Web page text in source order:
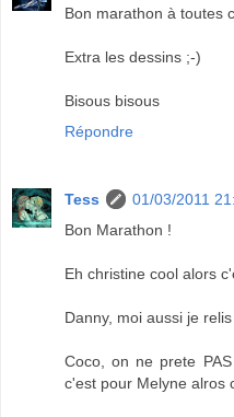
Bon marathon à toutes
Extra les dessins ;-)
Bisous bisous
Répondre
Tess
01/03/2011
Bon Marathon !
Eh christine cool alors
Danny, moi aussi je
Coco, on ne prete
c'est pour Melyne alros